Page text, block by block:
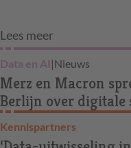
Lees meer
Data en AI |Nieuws
Merz en Macron
Berlijn over digitale
Kennispartners